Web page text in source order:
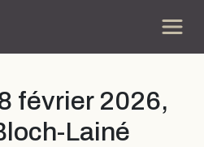
février 2026,
Lainé